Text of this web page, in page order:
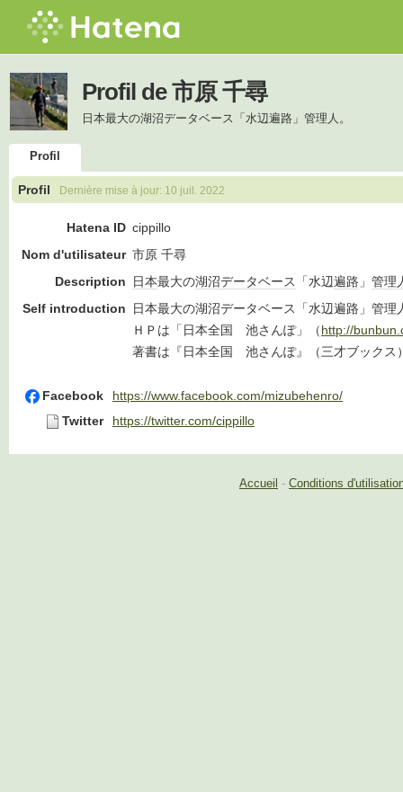
Profil de 市原 千尋
日本最大の湖沼データベース「水辺遍路」管理人。
Profil
Profil Dernière mise à jour: 10 juil. 2022
Hatena ID cippillo
Nom d'utilisateur 市原 千尋
Description
日本最大の湖沼データベース 「水辺遍路 」 管理
Self introduction
日本最大の湖沼データベース「水辺遍路」管理
ＨＰは「日本全国 池さんぽ」（http://
著書は『日本全国 池さんぽ』（三才ブックス
Facebook
https://www.facebook.com/mizubehenro/
Twitter
https://twitter.com/cippillo
Accueil - Conditions